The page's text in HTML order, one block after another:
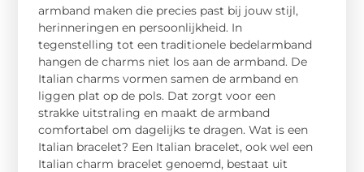
armband maken die precies past bij jouw stijl,
herinneringen en persoonlijkheid. In
tegenstelling tot een traditionele bedelarmband
hangen de charms niet los aan de armband. De
Italian charms vormen samen de armband en
liggen plat op de pols. Dat zorgt voor een
strakke uitstraling en maakt de armband
comfortabel om dagelijks te dragen. Wat is een
Italian bracelet? Een Italian bracelet, ook wel een
Italian charm bracelet genoemd, bestaat uit